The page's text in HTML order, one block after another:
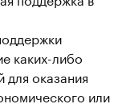
каких-либо
для оказания
или